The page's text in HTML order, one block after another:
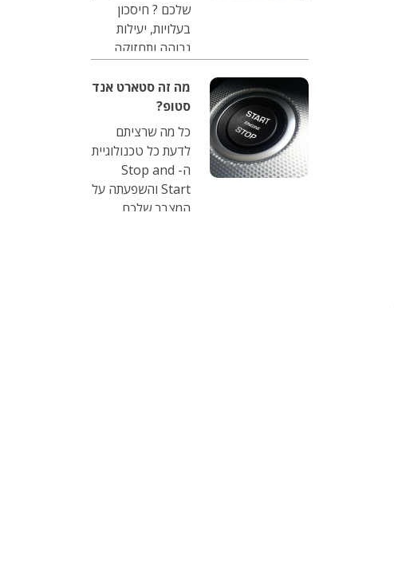
שלכם ? חיסכון
בעלויות, יעילות
גבוהה ותחזוקה
שאתם צריכים
לדעת בכדי לייעל
את הפעילות
העסקית.
מה זה סטארט אנד
סטופ?
כל מה שרציתם
לדעת כל טכנולוגיית
ה- Stop and
Start והשפעתה על
המצבר שלכם.